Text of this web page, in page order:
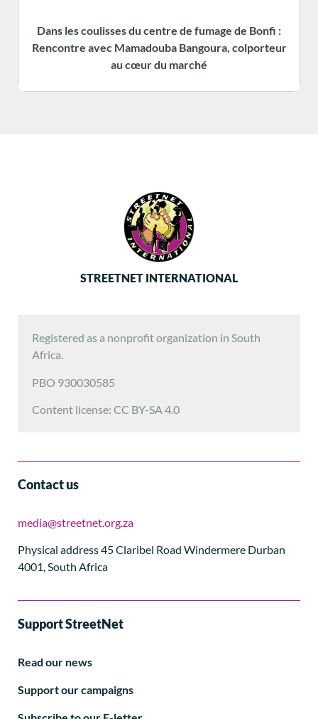
Dans les coulisses du centre de fumage de Bonfi :
Rencontre avec Mamadouba Bangoura, colporteur
au cœur du marché
STREETNET INTERNATIONAL
Registered as a nonprofit organization in South
Africa.
PBO 930030585
Content license: CC BY-SA 4.0
Contact us
media@streetnet.org.za
Physical address 45 Claribel Road Windermere Durban
4001, South Africa
Support StreetNet
Read our news
Support our campaigns